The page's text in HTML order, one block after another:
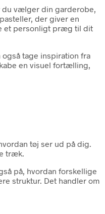
du vælger din garderobe,
der giver en
et personligt præg til dit
tage inspiration fra
en visuel fortælling,
tøj ser ud på dig.
træk.
på, hvordan forskellige
struktur. Det handler om